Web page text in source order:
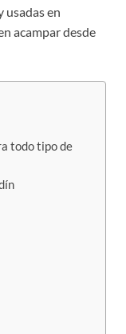
usadas en
acampar desde
todo tipo de